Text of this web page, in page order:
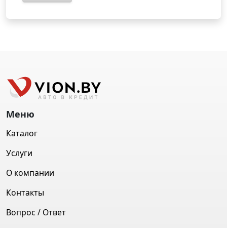
Меню
Каталог
Услуги
О компании
Контакты
Вопрос / Ответ